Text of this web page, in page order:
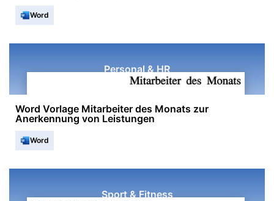
Word
Personal & HR
Word Vorlage Mitarbeiter des Monats zur
Anerkennung von Leistungen
Word
Sport & Fitness